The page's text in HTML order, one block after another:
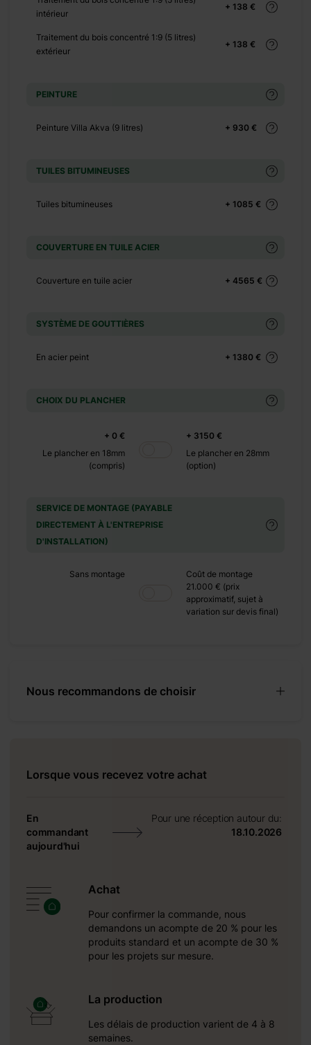
+ 138 €
intérieur
+ 138 €
Traitement du bois concentré 1:9 (5 litres)
extérieur
PEINTURE
+ 930 €
Peinture Villa Akva (9 litres)
TUILES BITUMINEUSES
+ 1085 €
Tuiles bitumineuses
COUVERTURE EN TUILE ACIER
+ 4565 €
Couverture en tuile acier
SYSTÈME DE GOUTTIÈRES
+ 1380 €
En acier peint
CHOIX DU PLANCHER
+ 0 €
Le plancher en 18mm
(compris)
+ 3150 €
Le plancher en 28mm
(option)
SERVICE DE MONTAGE (PAYABLE
DIRECTEMENT À L'ENTREPRISE
D'INSTALLATION)
Sans montage
Coût de montage
21.000 € (prix
approximatif, sujet à
variation sur devis final)
Nous recommandons de choisir
Lorsque vous recevez votre achat
En
commandant
aujourd'hui
Pour une réception autour du:
18.10.2026
Achat
Pour confirmer la commande, nous
demandons un acompte de 20 % pour les
produits standard et un acompte de 30 %
pour les projets sur mesure.
La production
Les délais de production varient de 4 à 8
semaines.
+ 0 €
+ 3150 €
+ 140 €
+ 360 €
+ 130 €
+ 500 €
+ 390 €
+ 1100 €
+ 0 €
+ 1920 €
+ 0 €
vos vacances
bibliothèque